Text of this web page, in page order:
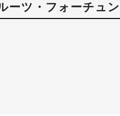
ーツ・フォーチュン